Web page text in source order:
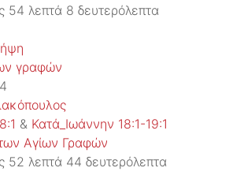
54 λεπτά 8 δευτερόλεπτα
γραφών
& Κατά_Ιωάννην 18:1-19:1
Αγίων Γραφών
52 λεπτά 44 δευτερόλεπτα